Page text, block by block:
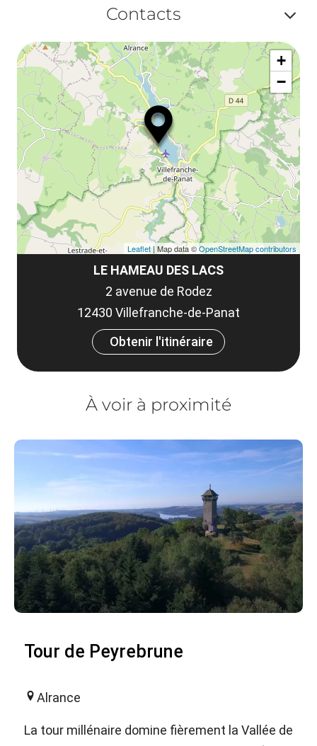
ou
et
Contacts
ou
LE HAMEAU DES LACS
2 avenue de Rodez
12430 Villefranche-de-Panat
Obtenir l'itinéraire
+
−
Leaflet | Map data ©OpenStreetMap contributors
À voir à proximité
Tour de Peyrebrune
Alrance
La tour millénaire domine fièrement la Vallée de